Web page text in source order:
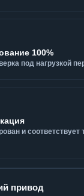
100%
под нагрузкой
и соответствует
привод